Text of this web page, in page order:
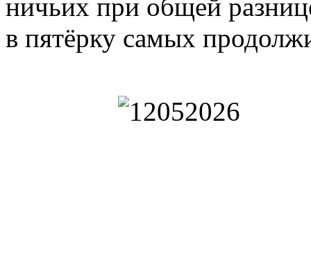
ничьих при общей
в пятёрку самых